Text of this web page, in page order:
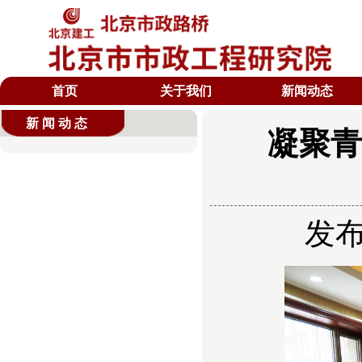
首页 关于我们 新闻动态
新闻动态
凝聚
发